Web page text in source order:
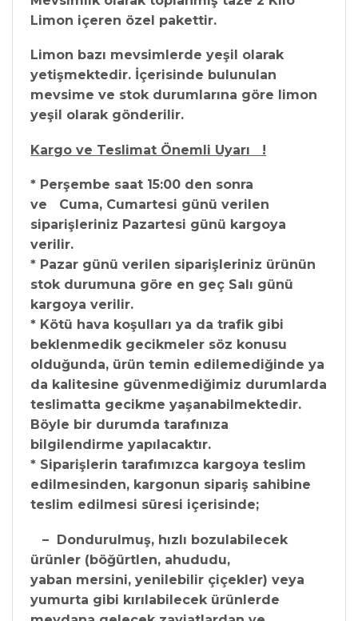
Limon içeren özel pakettir.
Limon bazı mevsimlerde yeşil olarak
yetişmektedir. İçerisinde bulunulan
mevsime ve stok durumlarına göre limon
yeşil olarak gönderilir.
Kargo ve Teslimat Önemli Uyarı !
* Perşembe saat 15:00 den sonra
ve Cuma, Cumartesi günü verilen
siparişleriniz Pazartesi günü kargoya
verilir.
* Pazar günü verilen siparişleriniz ürünün
stok durumuna göre en geç Salı günü
kargoya verilir.
* Kötü hava koşulları ya da trafik gibi
beklenmedik gecikmeler söz konusu
olduğunda, ürün temin edilemediğinde ya
da kalitesine güvenmediğimiz durumlarda
teslimatta gecikme yaşanabilmektedir.
Böyle bir durumda tarafınıza
bilgilendirme yapılacaktır.
* Siparişlerin tarafımızca kargoya teslim
edilmesinden, kargonun sipariş sahibine
teslim edilmesi süresi içerisinde;
– Dondurulmuş, hızlı bozulabilecek
ürünler (böğürtlen, ahududu,
yaban mersini, yenilebilir çiçekler) veya
yumurta gibi kırılabilecek ürünlerde